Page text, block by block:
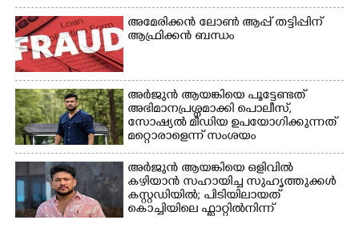
അമേരിക്കൻ ലോൺ ആപ്പ് തട്ടിപ്പിന്
ആഫ്രിക്കൻ ബന്ധം
അർജുൻ ആയങ്കിയെ പൂട്ടേണ്ടത്
അഭിമാനപ്രശ്നമാക്കി പൊലീസ്,
സാേഷ്യൽ മീഡിയ ഉപയോഗിക്കുന്നത്
മറ്റൊരാളെന്ന് സംശയം
അർജുൻ ആയങ്കിയെ ഒളിവിൽ
കഴിയാൻ സഹായിച്ച സുഹൃത്തുക്കൾ
കസ്റ്റഡിയിൽ; പിടിയിലായത്
കൊച്ചിയിലെ ഫ്ലാറ്റിൽനിന്ന്